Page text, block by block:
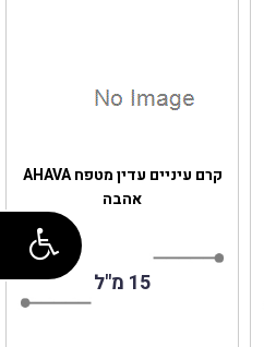
קרם עיניים עדין מטפח AHAVA
אהבה
15 מ"ל